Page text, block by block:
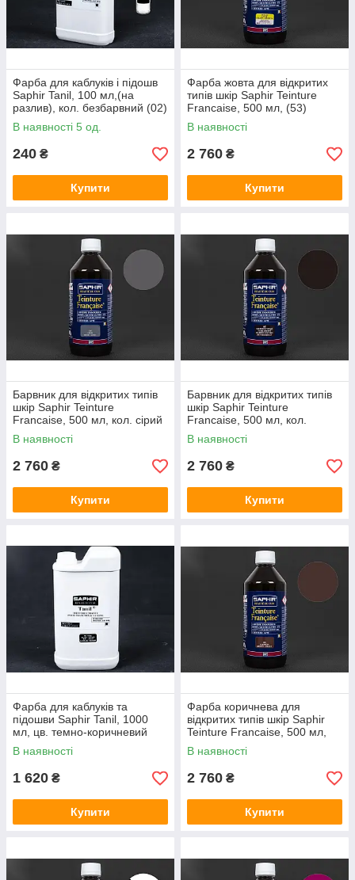
Фарба для каблуків і підошв
Saphir Tanil, 100 мл,(на
разлив), кол. безбарвний (02)
В наявності 5 од.
240 ₴
Купити
Фарба жовта для відкритих
типів шкір Saphir Teinture
Francaise, 500 мл, (53)
В наявності
2 760 ₴
Купити
Барвник для відкритих типів
шкір Saphir Teinture
Francaise, 500 мл, кол. сірий
(14)
В наявності
2 760 ₴
Купити
Барвник для відкритих типів
шкір Saphir Teinture
Francaise, 500 мл, кол.
темно-коричневий (05)
В наявності
2 760 ₴
Купити
Фарба для каблуків та
підошви Saphir Tanil, 1000
мл, цв. темно-коричневий
(05)
В наявності
1 620 ₴
Купити
Фарба коричнева для
відкритих типів шкір Saphir
Teinture Francaise, 500 мл,
(04)
В наявності
2 760 ₴
Купити